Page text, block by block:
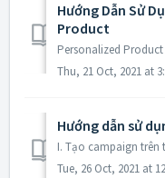
Hướng Dẫn Sử
Product
Thu, 21 Oct, 2021 at
Hướng dẫn sử
Tue, 26 Oct, 2021 at